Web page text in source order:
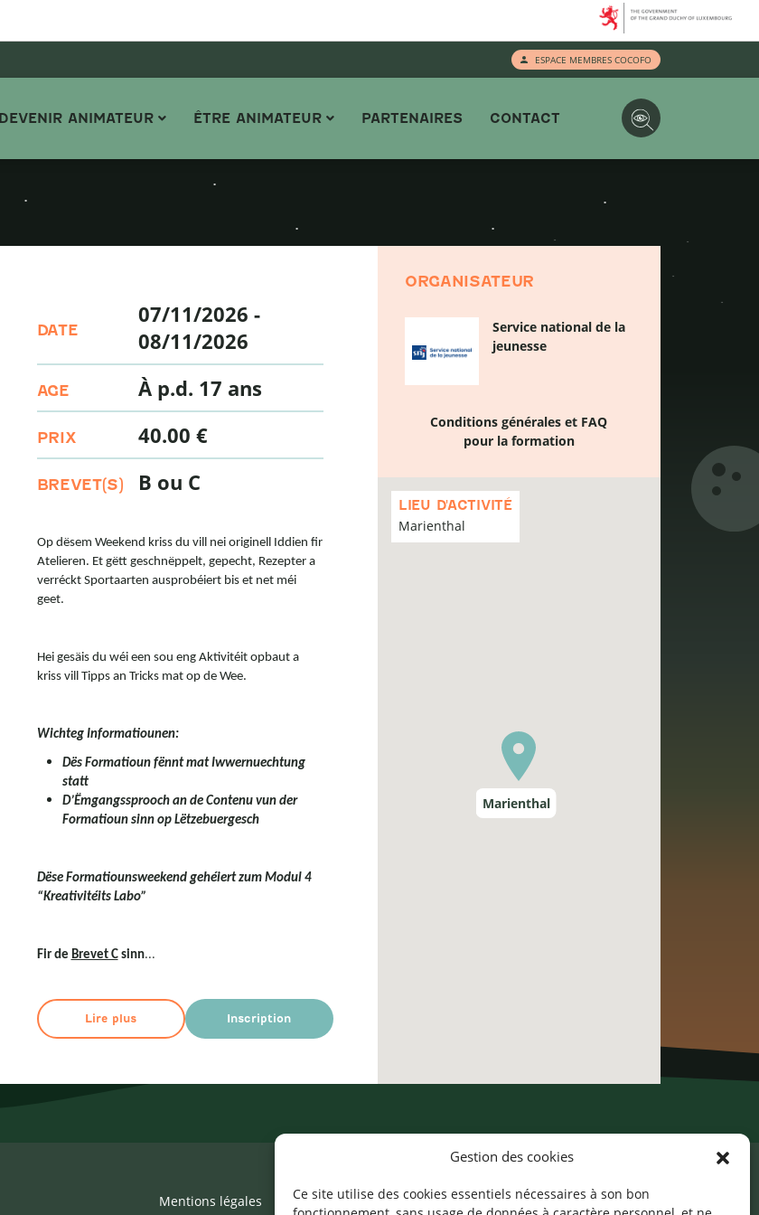
Gestion des cookies
Ce site utilise des cookies essentiels nécessaires à son bon
ESPACE MEMBRES COCOFO
DEVENIR ANIMATEUR ÊTRE ANIMATEUR PARTENAIRES CONTACT
DATE
07/11/2026 -
08/11/2026
AGE À p.d. 17 ans
PRIX 40.00 €
BREVET(S) B ou C
Op dësem Weekend kriss du vill nei originell Iddien fir
Atelieren. Et gëtt geschnëppelt, gepecht, Rezepter a
verréckt Sportaarten ausprobéiert bis et net méi
geet.
Hei gesäis du wéi een sou eng Aktivitéit opbaut a
kriss vill Tipps an Tricks mat op de Wee.
Wichteg Informatiounen:
Dës Formatioun fënnt mat Iwwernuechtung
statt
D’Ëmgangssprooch an de Contenu vun der
Formatioun sinn op Lëtzebuergesch
Dëse Formatiounsweekend gehéiert zum Modul 4
“Kreativitéits Labo”
Fir de Brevet Csinn...
Lire plus Inscription
ORGANISATEUR
Service national de la
jeunesse
Conditions générales et FAQ
pour la formation
LIEU D'ACTIVITÉ
Marienthal
Passer
carte
Marienthal
Mentions légales ©2026 SNJ